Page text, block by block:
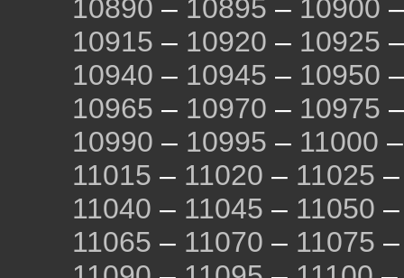
10890 – 10895 – 10900
10915 – 10920 – 10925
10940 – 10945 – 10950
10965 – 10970 – 10975
10990 – 10995 – 11000
11015 – 11020 – 11025
11040 – 11045 – 11050
11065 – 11070 – 11075